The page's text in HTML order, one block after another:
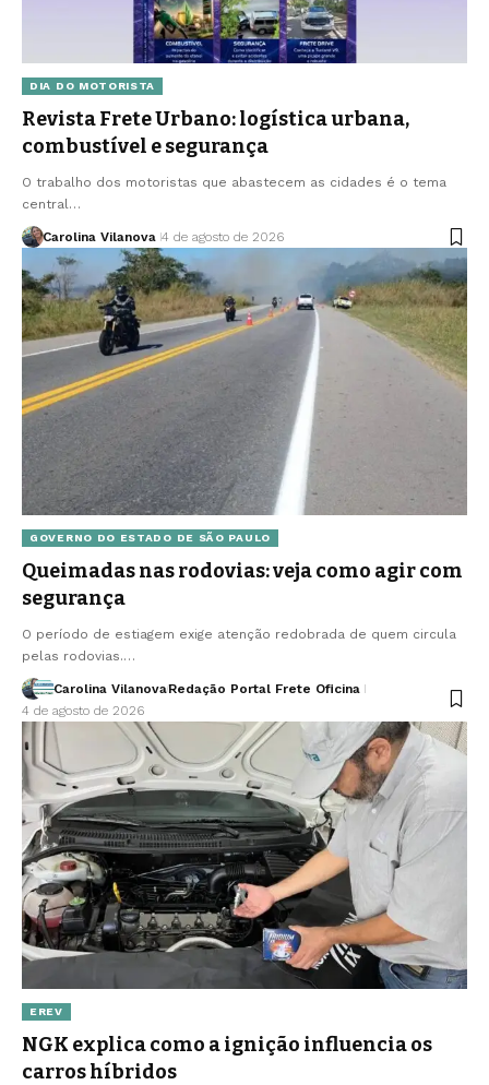
DIA DO MOTORISTA
Revista Frete Urbano: logística urbana,
combustível e segurança
O trabalho dos motoristas que abastecem as cidades é o tema
central…
Carolina Vilanova 4 de agosto de 2026
GOVERNO DO ESTADO DE SÃO PAULO
Queimadas nas rodovias: veja como agir com
segurança
O período de estiagem exige atenção redobrada de quem circula
pelas rodovias.…
Carolina VilanovaRedação Portal Frete Oficina
4 de agosto de 2026
EREV
NGK explica como a ignição influencia os
carros híbridos